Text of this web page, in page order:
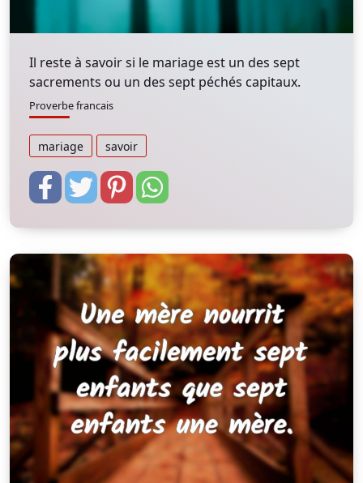
Il reste à savoir si le mariage est un des sept
sacrements ou un des sept péchés capitaux.
Proverbe francais
mariage savoir